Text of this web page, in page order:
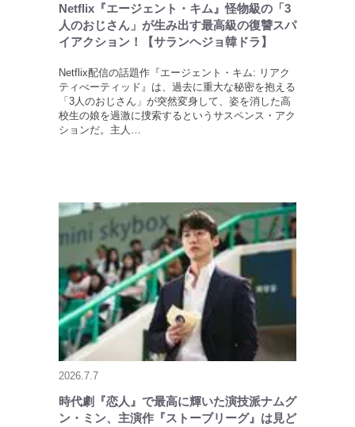
Netflix『エージェント・キム』怪物級の「3
人のおじさん」が生み出す最高級の復讐スパ
イアクション！【サランヘジョ韓ドラ】
Netflix配信の話題作『エージェント・キム: リアク
ティべーティッド』は、過去に重大な秘密を抱える
「3人のおじさん」が突然変身して、姿を消した高
校生の娘を過激に捜索するというサスペンス・アク
ションだ。主人…
2026.7.7
時代劇『恋人』で最高に輝いた演技派ナムグ
ン・ミン、主演作『ストーブリーグ』は見ど